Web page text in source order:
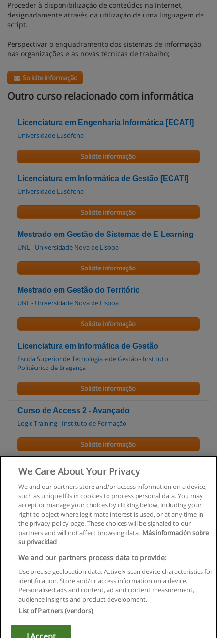
Proceder à disponibilização de conteúdos na Internet,
designadamente através da utilização de uma linguagem de
script.
Perspectivar o enquadramento dos sistemas de informação
nas organizações e as novas técnicas de trabalho;
Solicite informação
Outro curso relacionado com informática
Licenciatura em Engenharia Informática [ECATI]
Universidade Lusófona
Solicite informação
Licenciatura em Informática de Gestão [ECATI]
Universidade Lusófona
Solicite informação
Mestrado em Gestão de Sistemas de E-Learning
UNL - Universidade Nova de Lisboa
Solicite informação
Mestrado em Gestão do Território
UNL - Universidade Nova de Lisboa
Solicite informação
Licenciatura em Informática de Gestão
Escola Superior de Tecnologia e de Gestão - Instituto
Politécnico de Bragança
Solicite informação
Curso de Access 2 - Avançado
Logic Training - Instituto de Formação
Solicite informação
Curso de Informática no Contexto Empresarial
Solicite informação
Regras de uso
Privacidade de dados
Entrar em contato com Educaedu
Copyright © Educaedu Business S.L. - CIF : B-95610580: -
We Care About Your Privacy
We and our partners store and/or access information on a device,
such as unique IDs in cookies to process personal data. You may
accept or manage your choices by clicking below, including your
right to object where legitimate interest is used, or at any time in
the privacy policy page. These choices will be signaled to our
partners and will not affect browsing data. Más información sobre
su privacidad
We and our partners process data to provide:
Use precise geolocation data. Actively scan device characteristics for
identification. Store and/or access information on a device.
Personalised ads and content, ad and content measurement,
audience insights and product development.
List of Partners (vendors)